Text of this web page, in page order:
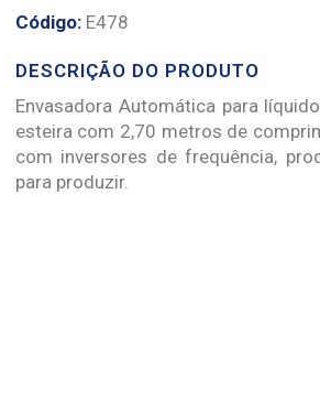
Código:E478
DESCRIÇÃO DO PRODUTO
Envasadora Automática para
esteira com 2,70 metros de
com inversores de frequência,
para produzir.